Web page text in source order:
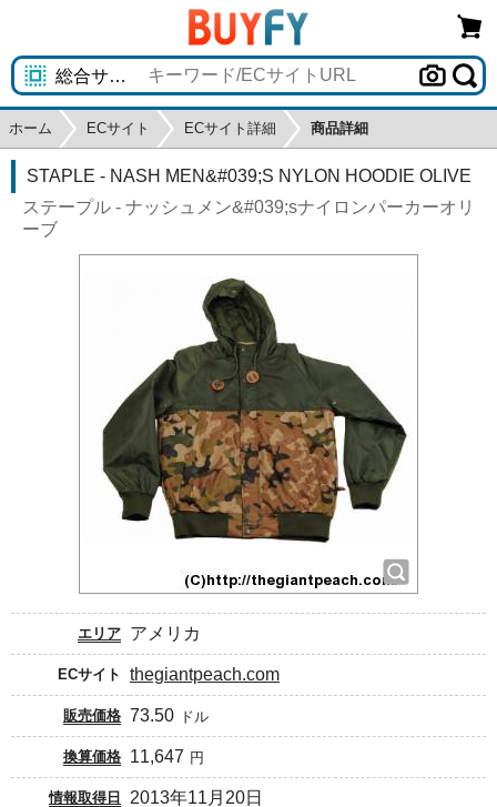
ホーム ECサイト ECサイト詳細 商品詳細
STAPLE - NASH MEN&#039;S NYLON HOODIE OLIVE
ステープル - ナッシュメン&#039;sナイロンパーカーオリ
ーブ
エリア アメリカ
ECサイト thegiantpeach.com
販売価格 73.50 ドル
換算価格 11,647 円
情報取得日 2013年11月20日